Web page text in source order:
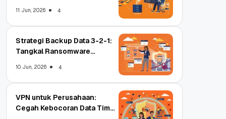
11 Jun, 2026 4
Strategi Backup Data 3-2-1:
Tangkal Ransomware
10 Jun, 2026 4
VPN untuk Perusahaan:
Cegah Kebocoran Data Tim